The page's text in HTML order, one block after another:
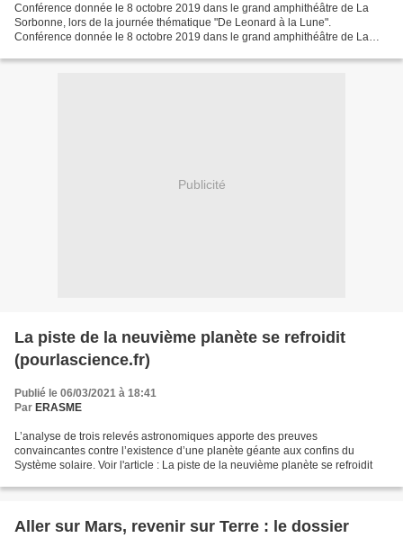
Conférence donnée le 8 octobre 2019 dans le grand amphithéâtre de La
Sorbonne, lors de la journée thématique "De Leonard à la Lune".
Conférence donnée le 8 octobre 2019 dans le grand amphithéâtre de La
Publicité
La piste de la neuvième planète se refroidit
(pourlascience.fr)
Publié le 06/03/2021 à 18:41
Par ERASME
L’analyse de trois relevés astronomiques apporte des preuves
convaincantes contre l’existence d’une planète géante aux confins du
Système solaire. Voir l'article : La piste de la neuvième planète se refroidit
Aller sur Mars, revenir sur Terre : le dossier